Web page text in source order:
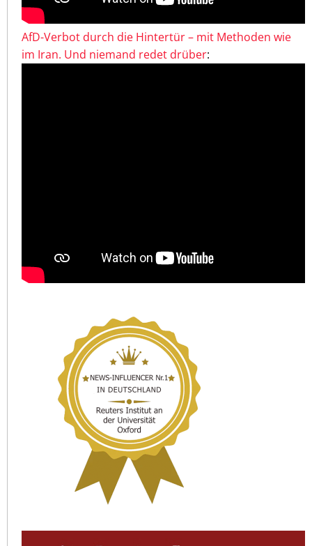
AfD-Verbot durch die Hintertür – mit Methoden wie
im Iran. Und niemand redet drüber: